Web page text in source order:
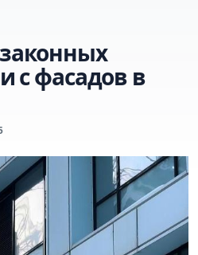
с фасадов в